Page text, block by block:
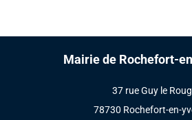
Mairie de Rochefort-
37 rue Guy le
78730 Rochefort-en-